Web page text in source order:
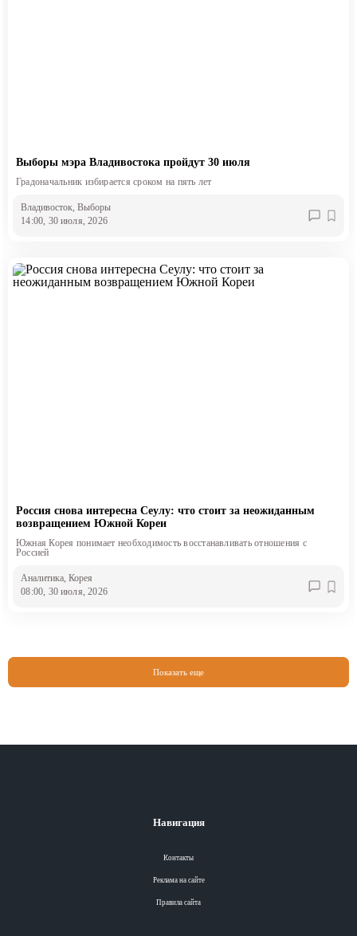
Выборы мэра Владивостока пройдут 30 июля
Градоначальник избирается сроком на пять лет
Владивосток , Выборы
14:00, 30 июля, 2026
Россия снова интересна Сеулу: что стоит за неожиданным
возвращением Южной Кореи
Южная Корея понимает необходимость восстанавливать отношения с
Россией
Аналитика , Корея
08:00, 30 июля, 2026
Показать еще
Навигация
Контакты
Реклама на сайте
Правила сайта